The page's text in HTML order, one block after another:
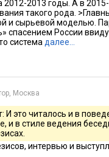
2012-2013 годы. А в
такого рода.
и сырьевой моделью.
спасением России
система далее…
Москва
И это читалось и в
и в стиле ведения
интервью и